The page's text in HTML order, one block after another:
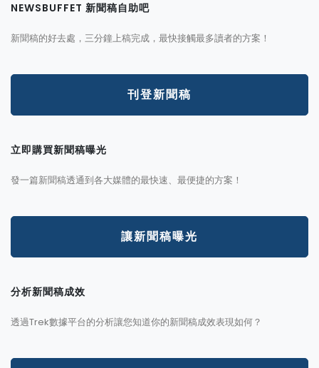
NEWSBUFFET 新聞稿自助吧
新聞稿的好去處，三分鐘上稿完成，最快接觸最多讀者的方案！
刊登新聞稿
立即購買新聞稿曝光
發一篇新聞稿透通到各大媒體的最快速、最便捷的方案！
讓新聞稿曝光
分析新聞稿成效
透過Trek數據平台的分析讓您知道你的新聞稿成效表現如何？